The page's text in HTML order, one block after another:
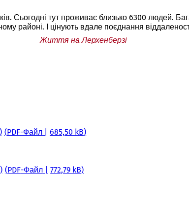
Сьогодні тут проживає близько 6300 людей.
районі. І цінують вдале поєднання
Життя на Лерхенберзі
PDF-Файл 685,50 kB
PDF-Файл 772,79 kB